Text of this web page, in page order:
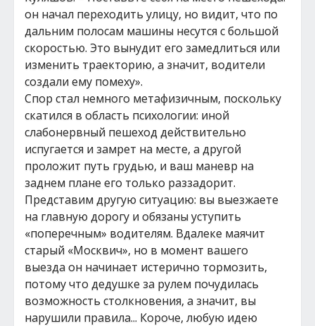
он начал переходить улицу, но видит, что по
дальним полосам машины несутся с большой
скоростью. Это вынудит его замедлиться или
изменить траекторию, а значит, водители
создали ему помеху».
Спор стал немного метафизичным, поскольку
скатился в область психологии: иной
слабонервный пешеход действительно
испугается и замрет на месте, а другой
проложит путь грудью, и ваш маневр на
заднем плане его только раззадорит.
Представим другую ситуацию: вы выезжаете
на главную дорогу и обязаны уступить
«поперечным» водителям. Вдалеке маячит
старый «Москвич», но в момент вашего
выезда он начинает истерично тормозить,
потому что дедушке за рулем почудилась
возможность столкновения, а значит, вы
нарушили правила... Короче, любую идею